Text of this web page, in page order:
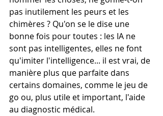
pas inutilement les peurs et les
chimères ? Qu'on se le dise une
bonne fois pour toutes : les IA ne
sont pas intelligentes, elles ne font
qu'imiter l'intelligence... il est vrai, de
manière plus que parfaite dans
certains domaines, comme le jeu de
go ou, plus utile et important, l'aide
au diagnostic médical.